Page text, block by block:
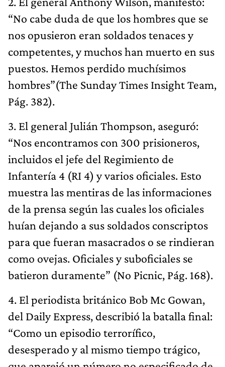
“No cabe duda de que los hombres que se
nos opusieron eran soldados tenaces y
competentes, y muchos han muerto en sus
puestos. Hemos perdido muchísimos
hombres”(The Sunday Times Insight Team,
Pág. 382).
3. El general Julián Thompson, aseguró:
“Nos encontramos con 300 prisioneros,
incluidos el jefe del Regimiento de
Infantería 4 (RI 4) y varios oficiales. Esto
muestra las mentiras de las informaciones
de la prensa según las cuales los oficiales
huían dejando a sus soldados conscriptos
para que fueran masacrados o se rindieran
como ovejas. Oficiales y suboficiales se
batieron duramente” (No Picnic, Pág. 168).
4. El periodista británico Bob Mc Gowan,
del Daily Express, describió la batalla final:
“Como un episodio terrorífico,
desesperado y al mismo tiempo trágico,